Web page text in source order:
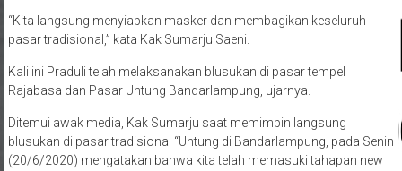
“Kita langsung menyiapkan masker dan membagikan keseluruh
pasar tradisional,” kata Kak Sumarju Saeni.
Kali ini Praduli telah melaksanakan blusukan di pasar tempel
Rajabasa dan Pasar Untung Bandarlampung, ujarnya.
Ditemui awak media, Kak Sumarju saat memimpin langsung
blusukan di pasar tradisional “Untung di Bandarlampung, pada Senin
(20/6/2020) mengatakan bahwa kita telah memasuki tahapan new